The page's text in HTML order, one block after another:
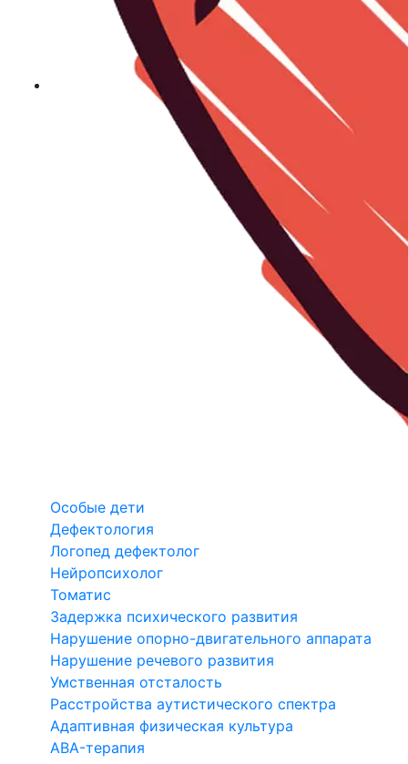
Особые дети
Дефектология
Логопед дефектолог
Нейропсихолог
Томатис
Задержка психического развития
Нарушение опорно-двигательного аппарата
Нарушение речевого развития
Умственная отсталость
Расстройства аутистического спектра
Адаптивная физическая культура
ABA-терапия